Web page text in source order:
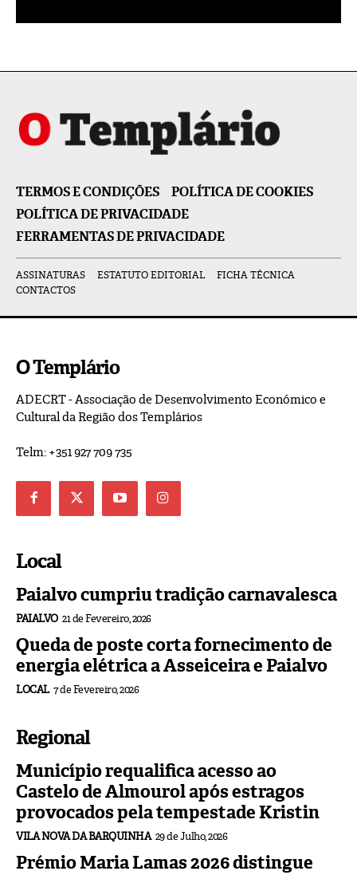
TERMOS E CONDIÇÕES
POLÍTICA DE COOKIES
POLÍTICA DE PRIVACIDADE
FERRAMENTAS DE PRIVACIDADE
ASSINATURAS ESTATUTO EDITORIAL
FICHA TÉCNICA
CONTACTOS
O Templário
ADECRT - Associação de Desenvolvimento Económico e
Cultural da Região dos Templários
Telm: +351 927 709 735
Local
Paialvo cumpriu tradição carnavalesca
PAIALVO 21 de Fevereiro, 2026
Queda de poste corta fornecimento de
energia elétrica a Asseiceira e Paialvo
LOCAL 7 de Fevereiro, 2026
Regional
Município requalifica acesso ao
Castelo de Almourol após estragos
provocados pela tempestade Kristin
VILA NOVA DA BARQUINHA 29 de Julho, 2026
Prémio Maria Lamas 2026 distingue